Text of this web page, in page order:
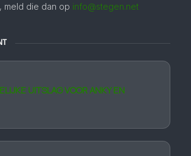
meld die dan op info@stegen.net
UITSLAG VOOR ANKY EN